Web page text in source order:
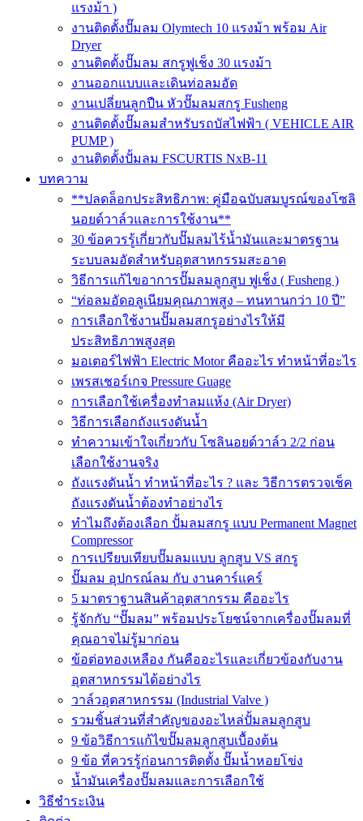
แรงม้า )
งานติดตั้งปั๊มลม Olymtech 10 แรงม้า พร้อม Air
Dryer
งานติดตั้งปั๊มลม สกรูฟูเช็ง 30 แรงม้า
งานออกแบบและเดินท่อลมอัด
งานเปลี่ยนลูกปืน หัวปั๊มลมสกรู Fusheng
งานติดตั้งปั๊มลมสำหรับรถบัสไฟฟ้า ( VEHICLE AIR
PUMP )
งานติดตั้งปั้มลม FSCURTIS NxB-11
บทความ
**ปลดล็อกประสิทธิภาพ: คู่มือฉบับสมบูรณ์ของโซลิ
นอยด์วาล์วและการใช้งาน**
30 ข้อควรรู้เกี่ยวกับปั๊มลมไร้น้ำมันและมาตรฐาน
ระบบลมอัดสำหรับอุตสาหกรรมสะอาด
วิธีการแก้ไขอาการปั๊มลมลูกสูบ ฟูเช็ง ( Fusheng )
“ท่อลมอัดอลูเนียมคุณภาพสูง – ทนทานกว่า 10 ปี”
การเลือกใช้งานปั๊มลมสกรูอย่างไรให้มี
ประสิทธิภาพสูงสุด
มอเตอร์ไฟฟ้า Electric Motor คืออะไร ทำหน้าที่อะไร
เพรสเชอร์เกจ Pressure Guage
การเลือกใช้เครื่องทำลมแห้ง (Air Dryer)
วิธีการเลือกถังแรงดันน้ำ
ทำความเข้าใจเกี่ยวกับ โซลินอยด์วาล์ว 2/2 ก่อน
เลือกใช้งานจริง
ถังแรงดันน้ำ ทำหน้าที่อะไร ? และ วิธีการตรวจเช็ค
ถังแรงดันน้ำต้องทำอย่างไร
ทำไมถึงต้องเลือก ปั้มลมสกรู แบบ Permanent Magnet
Compressor
การเปรียบเทียบปั๊มลมแบบ ลูกสูบ VS สกรู
ปั๊มลม อุปกรณ์ลม กับ งานคาร์แคร์
5 มาตราฐานสินค้าอุตสากรรม คืออะไร
รู้จักกับ “ปั๊มลม” พร้อมประโยชน์จากเครื่องปั๊มลมที่
คุณอาจไม่รู้มาก่อน
ข้อต่อทองเหลือง กันคืออะไรและเกี่ยวข้องกับงาน
อุตสาหกรรมได้อย่างไร
วาล์วอุตสาหกรรม (Industrial Valve )
รวมชิ้นส่วนที่สำคัญของอะไหล่ปั้มลมลูกสูบ
9 ข้อวิธีการแก้ไขปั๊มลมลูกสูบเบื้องต้น
9 ข้อ ที่ควรรู้ก่อนการติดตั้ง ปั๊มน้ำหอยโข่ง
น้ำมันเครื่องปั๊มลมและการเลือกใช้
วิธีชำระเงิน